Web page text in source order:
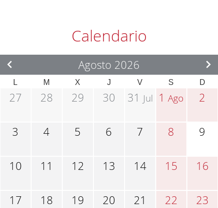
Calendario
Agosto 2026
L M X J V S D
27 28 29 30 31 Jul 1Ago 2
3 4 5 6 7 8 9
10 11 12 13 14 15 16
17 18 19 20 21 22 23